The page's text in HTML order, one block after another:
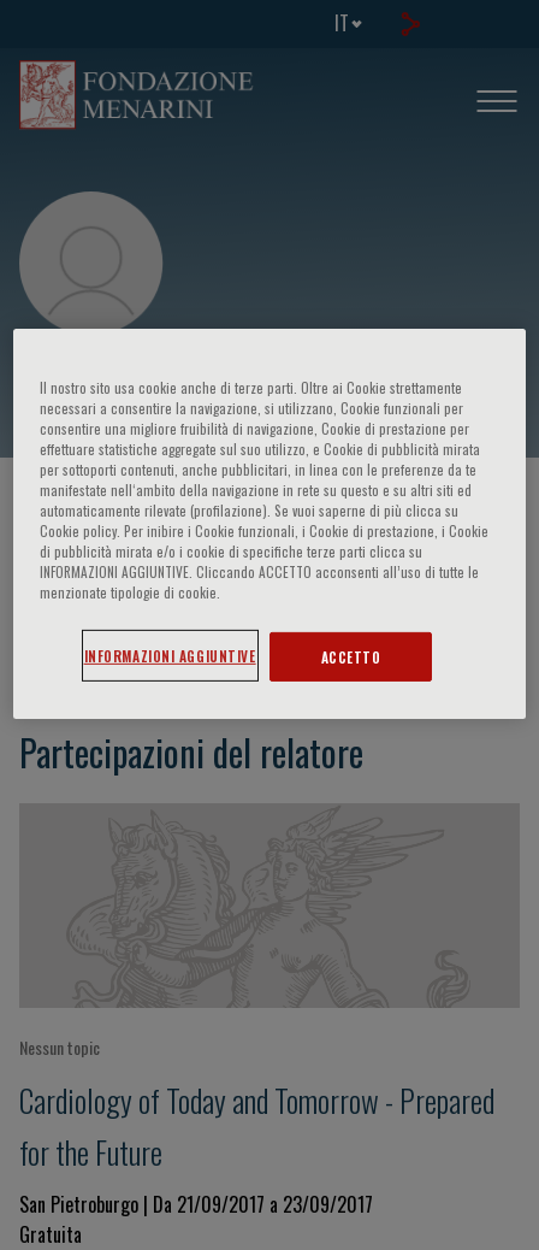
IT
Alexandra Konradi
HOME PAGE / CORSI ED EVENTI / RELATORE
Alexandra Konradi
Partecipazioni del relatore
Nessun topic
Cardiology of Today and Tomorrow - Prepared
for the Future
San Pietroburgo | Da 21/09/2017 a 23/09/2017
Gratuita
Il nostro sito usa cookie anche di terze parti. Oltre ai Cookie strettamente
necessari a consentire la navigazione, si utilizzano, Cookie funzionali per
consentire una migliore fruibilità di navigazione, Cookie di prestazione per
effettuare statistiche aggregate sul suo utilizzo, e Cookie di pubblicità mirata
per sottoporti contenuti, anche pubblicitari, in linea con le preferenze da te
manifestate nell‘ambito della navigazione in rete su questo e su altri siti ed
automaticamente rilevate (profilazione). Se vuoi saperne di più clicca su
Cookie policy. Per inibire i Cookie funzionali, i Cookie di prestazione, i Cookie
di pubblicità mirata e/o i cookie di specifiche terze parti clicca su
INFORMAZIONI AGGIUNTIVE. Cliccando ACCETTO acconsenti all’uso di tutte le
menzionate tipologie di cookie.
INFORMAZIONI AGGIUNTIVE ACCETTO